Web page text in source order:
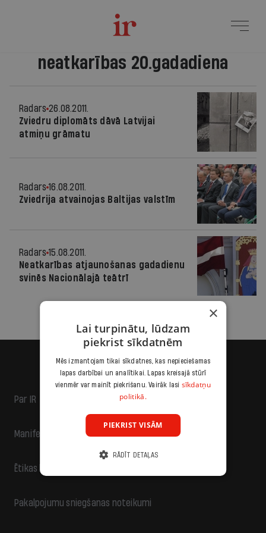
neatkarības 20.gadadiena
Radars 26.08.2011.
Zviedru diplomāts dāvā Latvijai
atmiņu grāmatu
Radars 16.08.2011.
Zviedrija atvainojas Baltijas valstīm
Radars 15.08.2011.
Neatkarības atjaunošanas gadadienu
svinēs Nacionālajā teātrī
Par IR
Manifests
Ētikas kodekss
Pakalpojumu sniegšanas noteikumi
×
Lai turpinātu, lūdzam
piekrist sīkdatnēm
Mēs izmantojam tikai sīkdatnes, kas nepieciešamas
lapas darbībai un analītikai. Lapas kreisajā stūrī
vienmēr var mainīt piekrišanu. Vairāk lasi sīkdatņu
politikā.
PIEKRIST VISĀM
RĀDĪT DETAĻAS